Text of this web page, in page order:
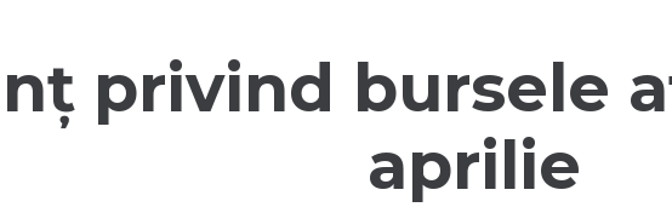
privind bursele
aprilie